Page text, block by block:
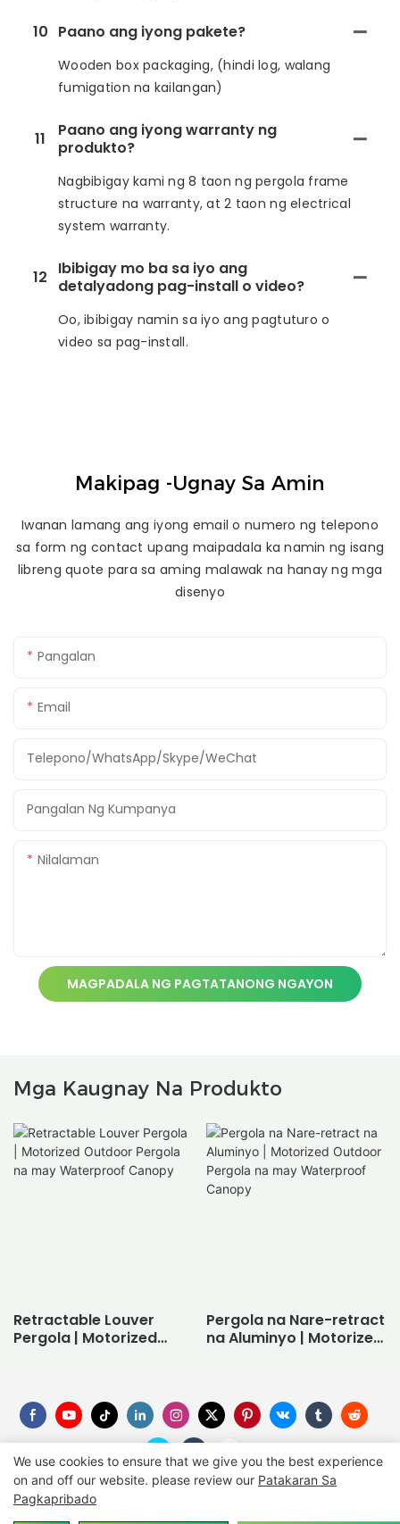
10 Paano ang iyong pakete?
Wooden box packaging, (hindi log, walang
fumigation na kailangan)
11
Paano ang iyong warranty ng
produkto?
Nagbibigay kami ng 8 taon ng pergola frame
structure na warranty, at 2 taon ng electrical
system warranty.
12
Ibibigay mo ba sa iyo ang
detalyadong pag-install o video?
Oo, ibibigay namin sa iyo ang pagtuturo o
video sa pag-install.
Makipag -ugnay Sa Amin
Iwanan lamang ang iyong email o numero ng telepono
sa form ng contact upang maipadala ka namin ng isang
libreng quote para sa aming malawak na hanay ng mga
disenyo
Pangalan
Email
Telepono/WhatsApp/Skype/WeChat
Pangalan Ng Kumpanya
Nilalaman
MAGPADALA NG PAGTATANONG NGAYON
Mga Kaugnay Na Produkto
Retractable Louver
Pergola | Motorized
Pergola na Nare-retract
na Aluminyo | Motorized
We use cookies to ensure that we give you the best experience
on and off our website. please review our Patakaran Sa
Pagkapribado